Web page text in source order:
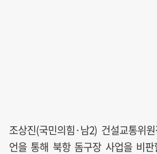
조상진(국민의힘·남2) 건설교통위
언을 통해 북항 돔구장 사업을 비